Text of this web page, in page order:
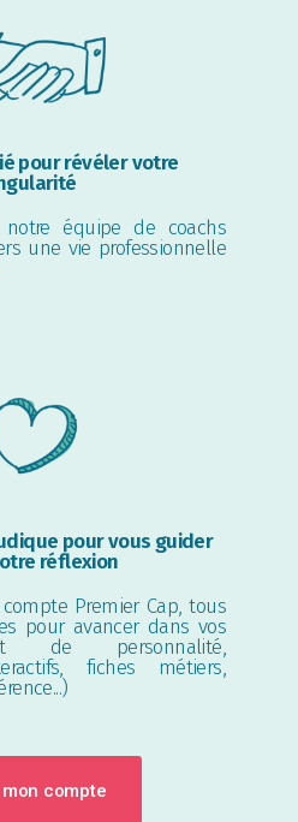
pour révéler votre
notre équipe de coachs
une vie professionnelle
pour vous guider
réflexion
Premier Cap, tous
pour avancer dans vos
de personnalité,
fiches métiers,
compte